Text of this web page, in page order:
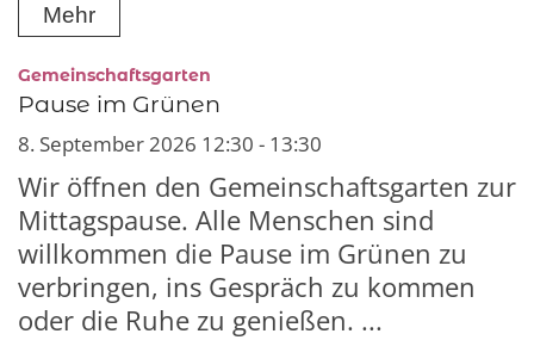
Mehr
Gemeinschaftsgarten
Pause im Grünen
8. September 2026 12:30 - 13:30
Wir öffnen den Gemeinschaftsgarten zur
Mittagspause. Alle Menschen sind
willkommen die Pause im Grünen zu
verbringen, ins Gespräch zu kommen
oder die Ruhe zu genießen. ...